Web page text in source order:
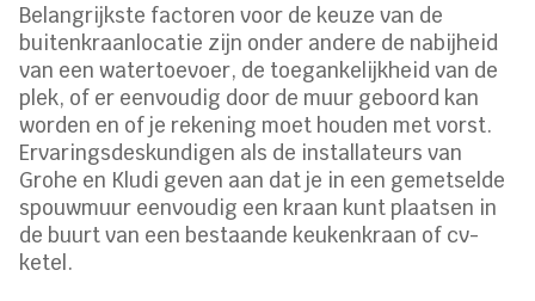
Belangrijkste factoren voor de keuze van de
buitenkraanlocatie zijn onder andere de nabijheid
van een watertoevoer, de toegankelijkheid van de
plek, of er eenvoudig door de muur geboord kan
worden en of je rekening moet houden met vorst.
Ervaringsdeskundigen als de installateurs van
Grohe en Kludi geven aan dat je in een gemetselde
spouwmuur eenvoudig een kraan kunt plaatsen in
de buurt van een bestaande keukenkraan of cv-
ketel.